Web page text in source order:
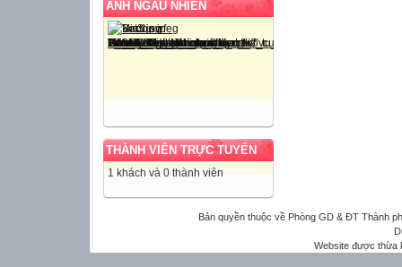
ẢNH NGẪU NHIÊN
THÀNH VIÊN TRỰC TUYẾN
1 khách và 0 thành viên
Bản quyền thuộc về Phòng GD & ĐT Thành
Website được thừa